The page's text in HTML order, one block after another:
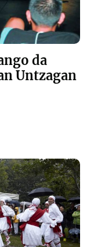
da
Untzagan